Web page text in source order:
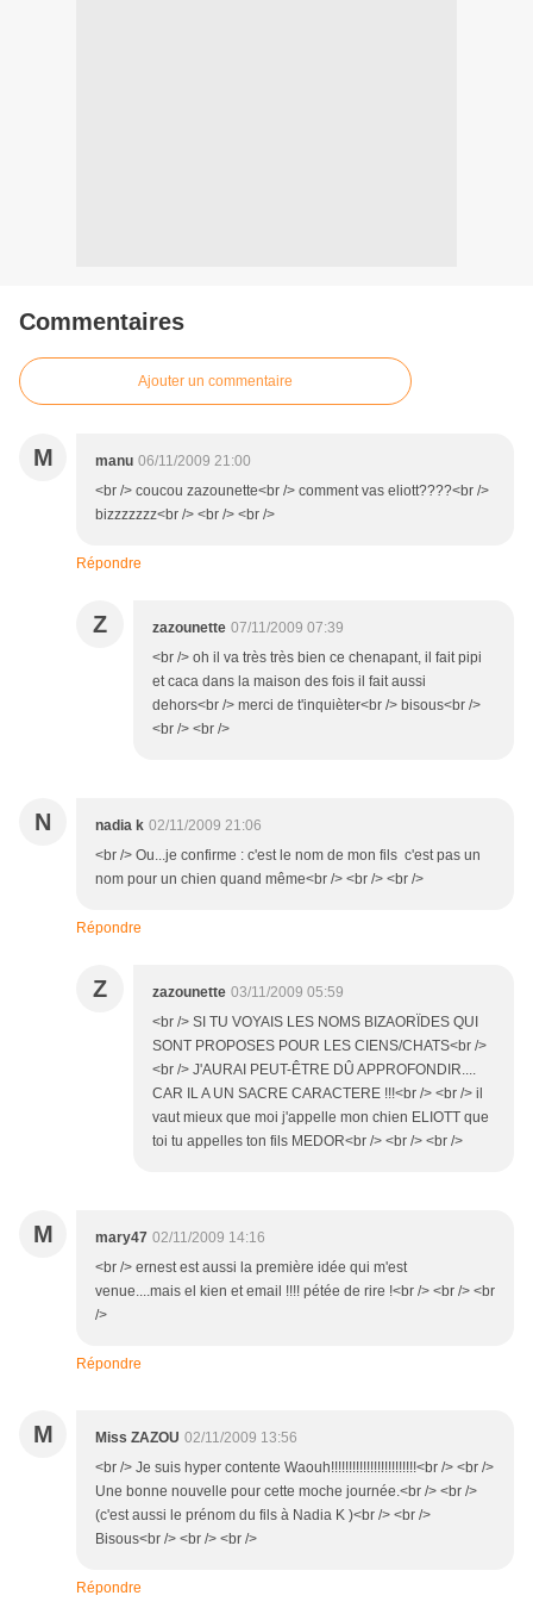
Commentaires
Ajouter un commentaire
M manu 06/11/2009 21:00
<br /> coucou zazounette<br /> comment vas eliott????<br />
bizzzzzzz<br /> <br /> <br />
Répondre
Z zazounette 07/11/2009 07:39
<br /> oh il va très très bien ce chenapant, il fait pipi
et caca dans la maison des fois il fait aussi
dehors<br /> merci de t'inquièter<br /> bisous<br />
<br /> <br />
N nadia k 02/11/2009 21:06
<br /> Ou...je confirme : c'est le nom de mon fils c'est pas un
nom pour un chien quand même<br /> <br /> <br />
Répondre
Z zazounette 03/11/2009 05:59
<br /> SI TU VOYAIS LES NOMS BIZAORÏDES QUI
SONT PROPOSES POUR LES CIENS/CHATS<br />
<br /> J'AURAI PEUT-ÊTRE DÛ APPROFONDIR....
CAR IL A UN SACRE CARACTERE !!!<br /> <br /> il
vaut mieux que moi j'appelle mon chien ELIOTT que
toi tu appelles ton fils MEDOR<br /> <br /> <br />
M mary47 02/11/2009 14:16
<br /> ernest est aussi la première idée qui m'est
venue....mais el kien et email !!!! pétée de rire !<br /> <br /> <br
/>
Répondre
M Miss ZAZOU 02/11/2009 13:56
<br /> Je suis hyper contente Waouh!!!!!!!!!!!!!!!!!!!!!!!!<br /> <br />
Une bonne nouvelle pour cette moche journée.<br /> <br />
(c'est aussi le prénom du fils à Nadia K )<br /> <br />
Bisous<br /> <br /> <br />
Répondre